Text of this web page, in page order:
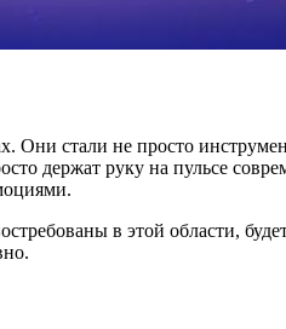
Они стали не просто
держат руку на пульсе
в этой области,